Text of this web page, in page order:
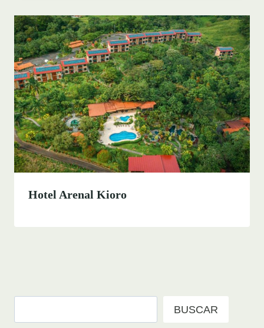
Hotel Arenal Kioro
BUSCAR